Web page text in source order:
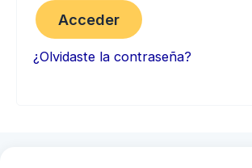
Acceder
¿Olvidaste la contraseña?